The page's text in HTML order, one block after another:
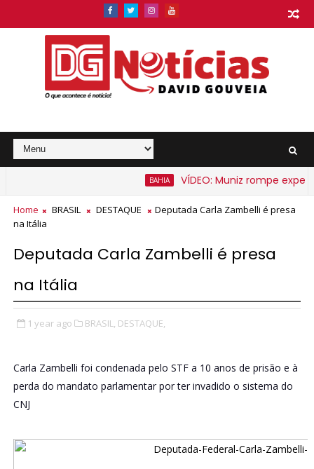
VÍDEO: Muniz rompe
Home BRASIL DESTAQUE
Deputada Carla Zambelli é presa
na Itália
Deputada Carla Zambelli é presa
na Itália
1 year ago BRASIL, DESTAQUE,
Carla Zambelli foi condenada pelo STF a 10 anos de prisão e à
perda do mandato parlamentar por ter invadido o sistema do
CNJ